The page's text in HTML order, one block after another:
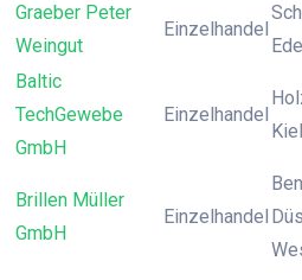
Graeber Peter
Weingut
Einzelhandel
Baltic
TechGewebe
GmbH
Einzelhandel
Brillen Müller
GmbH
Einzelhandel